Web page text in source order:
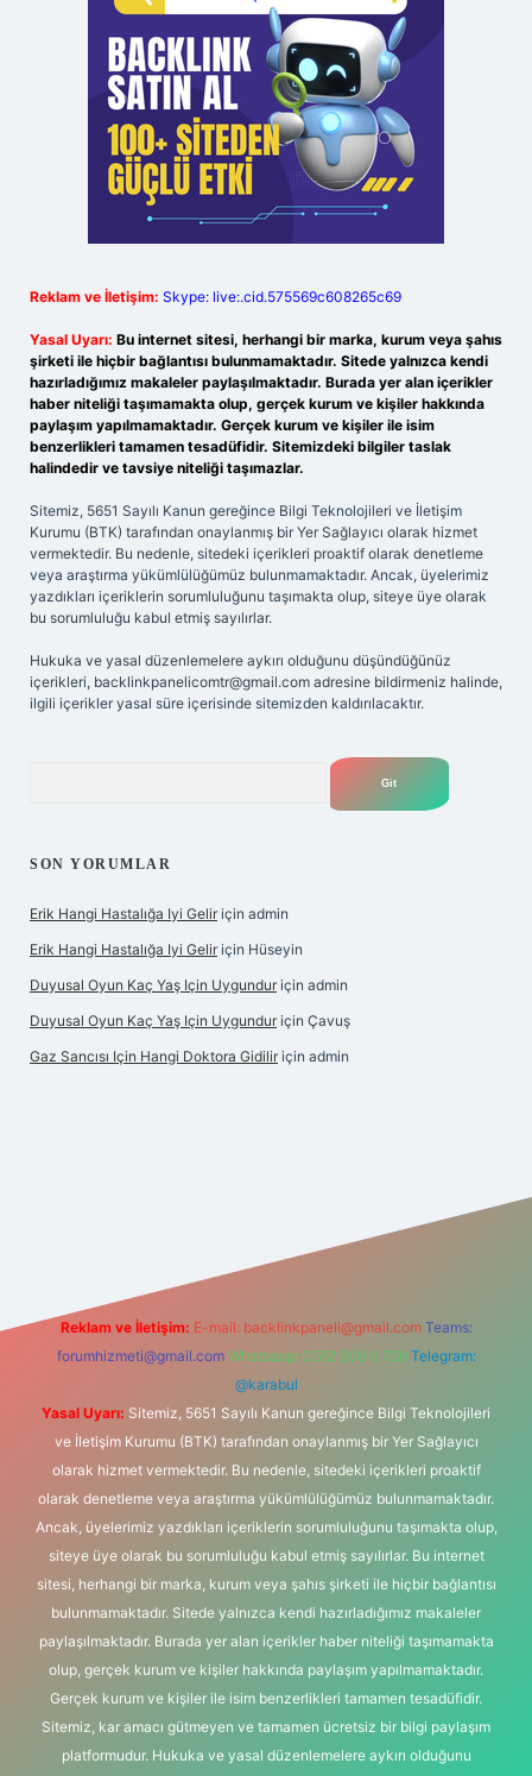
Reklam ve İletişim: Skype: live:.cid.575569c608265c69
Yasal Uyarı: Bu internet sitesi, herhangi bir marka, kurum veya şahıs
şirketi ile hiçbir bağlantısı bulunmamaktadır. Sitede yalnızca kendi
hazırladığımız makaleler paylaşılmaktadır. Burada yer alan içerikler
haber niteliği taşımamakta olup, gerçek kurum ve kişiler hakkında
paylaşım yapılmamaktadır. Gerçek kurum ve kişiler ile isim
benzerlikleri tamamen tesadüfidir. Sitemizdeki bilgiler taslak
halindedir ve tavsiye niteliği taşımazlar.
Sitemiz, 5651 Sayılı Kanun gereğince Bilgi Teknolojileri ve İletişim
Kurumu (BTK) tarafından onaylanmış bir Yer Sağlayıcı olarak hizmet
vermektedir. Bu nedenle, sitedeki içerikleri proaktif olarak denetleme
veya araştırma yükümlülüğümüz bulunmamaktadır. Ancak, üyelerimiz
yazdıkları içeriklerin sorumluluğunu taşımakta olup, siteye üye olarak
bu sorumluluğu kabul etmiş sayılırlar.
Hukuka ve yasal düzenlemelere aykırı olduğunu düşündüğünüz
içerikleri, backlinkpanelicomtr@gmail.com adresine bildirmeniz halinde,
ilgili içerikler yasal süre içerisinde sitemizden kaldırılacaktır.
SON YORUMLAR
Erik Hangi Hastalığa Iyi Gelir için admin
Erik Hangi Hastalığa Iyi Gelir için Hüseyin
Duyusal Oyun Kaç Yaş Için Uygundur için admin
Duyusal Oyun Kaç Yaş Için Uygundur için Çavuş
Gaz Sancısı Için Hangi Doktora Gidilir için admin
Reklam ve İletişim: E-mail: backlinkpaneli@gmail.com Teams:
forumhizmeti@gmail.com Whatsapp: 0262 606 0 726 Telegram:
@karabul
Yasal Uyarı: Sitemiz, 5651 Sayılı Kanun gereğince Bilgi Teknolojileri
ve İletişim Kurumu (BTK) tarafından onaylanmış bir Yer Sağlayıcı
olarak hizmet vermektedir. Bu nedenle, sitedeki içerikleri proaktif
olarak denetleme veya araştırma yükümlülüğümüz bulunmamaktadır.
Ancak, üyelerimiz yazdıkları içeriklerin sorumluluğunu taşımakta olup,
siteye üye olarak bu sorumluluğu kabul etmiş sayılırlar. Bu internet
sitesi, herhangi bir marka, kurum veya şahıs şirketi ile hiçbir bağlantısı
bulunmamaktadır. Sitede yalnızca kendi hazırladığımız makaleler
paylaşılmaktadır. Burada yer alan içerikler haber niteliği taşımamakta
olup, gerçek kurum ve kişiler hakkında paylaşım yapılmamaktadır.
Gerçek kurum ve kişiler ile isim benzerlikleri tamamen tesadüfidir.
Sitemiz, kar amacı gütmeyen ve tamamen ücretsiz bir bilgi paylaşım
platformudur. Hukuka ve yasal düzenlemelere aykırı olduğunu